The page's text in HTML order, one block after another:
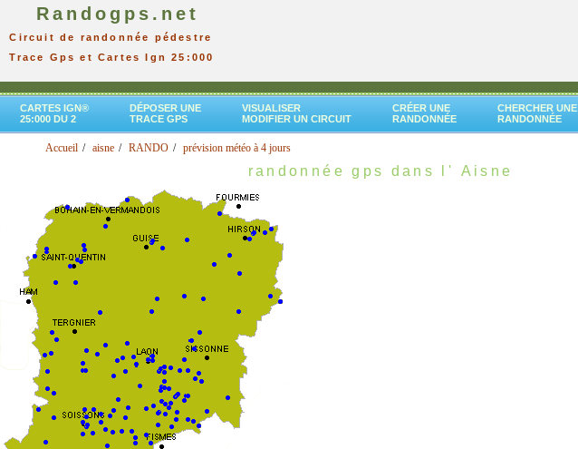
Randogps.net
Circuit de randonnée pédestre
Trace Gps et Cartes Ign 25:000
CARTES IGN®
25:000 DU 2
DÉPOSER UNE
TRACE GPS
VISUALISER
MODIFIER UN CIRCUIT
CRÉER UNE
RANDONNÉE
CHERCHER UNE
RANDONNÉE
Accueil aisne RANDO prévision météo à 4 jours
randonnée gps dans l' Aisne